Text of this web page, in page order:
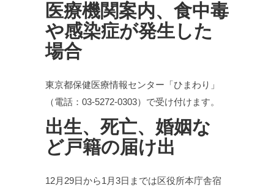
医療機関案内、食中毒
や感染症が発生した
場合
東京都保健医療情報センター「ひまわり」
（電話：03-5272-0303）で受け付けます。
出生、死亡、婚姻な
ど戸籍の届け出
12月29日から1月3日までは区役所本庁舎宿